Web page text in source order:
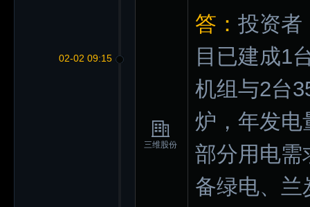
02-02 09:15
三维股份
答： 投资者
目已建成1
机组与2台
炉，年发电
部分用电需
备绿电、兰